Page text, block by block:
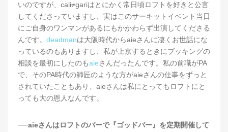
いのですが、cali≠gariはとにかく常日頃ロフトを好きと公言
してくださっていますし、実はこのサーキットイベント当日
にご自身のワンマンがあるにもかかわらず出演してくださる
んです。 deadmanは大阪時代からaieさんに凄くお世話にな
っているのもありますし、私が上京するときにブッキングの
相談を最初にしたのもaieさんだったんです。私の前職がPA
で、そのPA時代の師匠のような方がaieさんの仕事をずっと
されていたこともあり、aieさんは私にとってもロフトにと
っても大の恩人なんです。
──aieさんはロフトのバーで『ゴッドバー』を定期開催して